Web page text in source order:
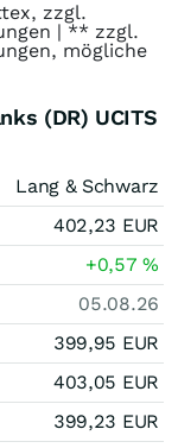
zzgl.
| ** zzgl.
mögliche
(DR) UCITS
Lang & Schwarz
402,23 EUR
+0,57%
05.08.26
399,95 EUR
403,05 EUR
399,23 EUR